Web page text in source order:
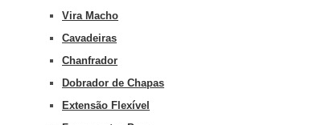
Vira Macho
Cavadeiras
Chanfrador
Dobrador de Chapas
Extensão Flexível